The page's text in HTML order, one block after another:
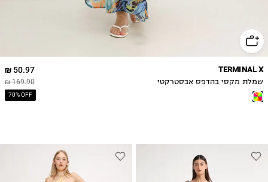
50.97 ₪
169.90 ₪
70% OFF
TERMINAL X
שמלת מקסי בהדפס אבסטרקטי